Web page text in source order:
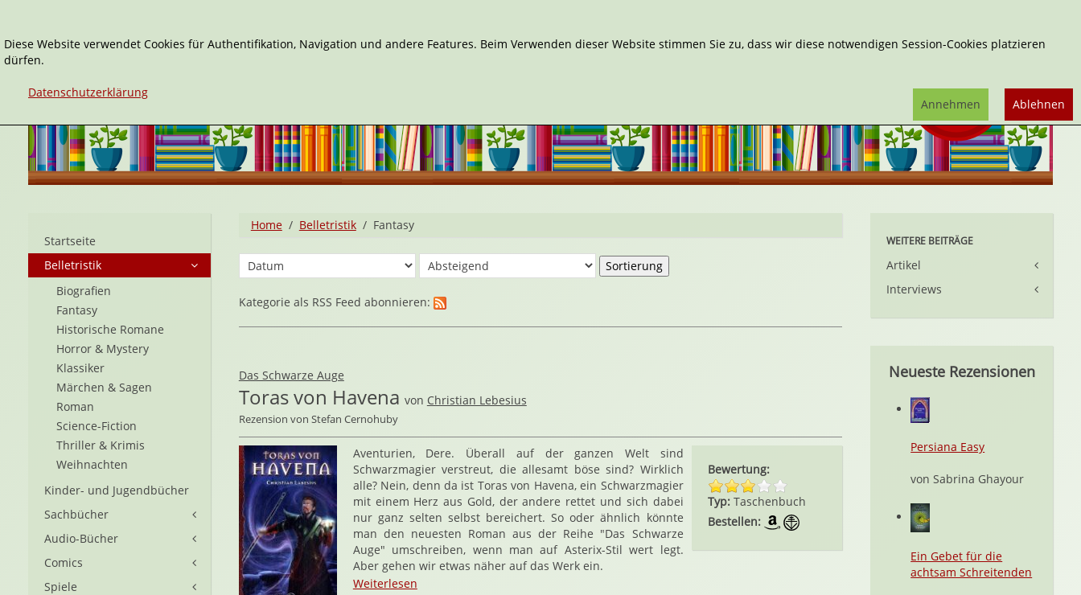
Home Belletristik Fantasy
Kategorie als RSS Feed abonnieren:
Das Schwarze Auge
Toras von Havena von Christian Lebesius
Rezension von Stefan Cernohuby
Bewertung:
Typ: Taschenbuch
Bestellen:
Aventurien, Dere. Überall auf der ganzen Welt sind
Schwarzmagier verstreut, die allesamt böse sind? Wirklich
alle? Nein, denn da ist Toras von Havena, ein Schwarzmagier
mit einem Herz aus Gold, der andere rettet und sich dabei
nur ganz selten selbst bereichert. So oder ähnlich könnte
man den neuesten Roman aus der Reihe "Das Schwarze
Auge" umschreiben, wenn man auf Asterix-Stil wert legt.
Aber gehen wir etwas näher auf das Werk ein.
Weiterlesen
Startseite
Belletristik
Biografien
Fantasy
Historische Romane
Horror & Mystery
Klassiker
Märchen & Sagen
Roman
Science-Fiction
Thriller & Krimis
Weihnachten
Kinder- und Jugendbücher
Sachbücher
Audio-Bücher
Comics
Spiele
WEITERE BEITRÄGE
Artikel
Interviews
Neueste Rezensionen
Persiana Easy
von Sabrina Ghayour
Ein Gebet für die
achtsam Schreitenden
Diese Website verwendet Cookies für Authentifikation, Navigation und andere Features. Beim Verwenden dieser Website stimmen Sie zu, dass wir diese notwendigen Session-Cookies platzieren
dürfen.
Datenschutzerklärung
Ablehnen
Annehmen